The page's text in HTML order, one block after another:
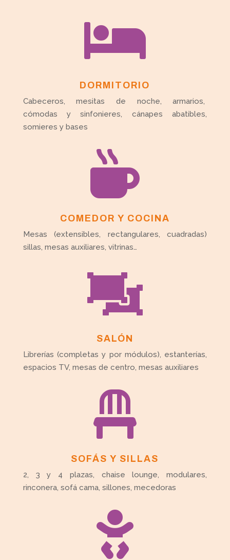

DORMITORIO
Cabeceros, mesitas de noche, armarios,
cómodas y sinfonieres, cánapes abatibles,
somieres y bases

COMEDOR Y COCINA
Mesas (extensibles, rectangulares, cuadradas)
sillas, mesas auxiliares, vitrinas…

SALÓN
Librerías (completas y por módulos), estanterías,
espacios TV, mesas de centro, mesas auxiliares

SOFÁS Y SILLAS
2, 3 y 4 plazas, chaise lounge, modulares,
rinconera, sofá cama, sillones, mecedoras
